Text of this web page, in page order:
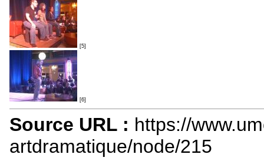
[5]
[6]
Source URL : https://
artdramatique/node/215